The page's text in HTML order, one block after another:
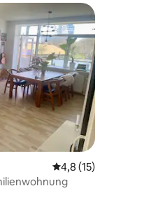
5, 15 Bewertungen
Durchschnittliche
4,8 (15)